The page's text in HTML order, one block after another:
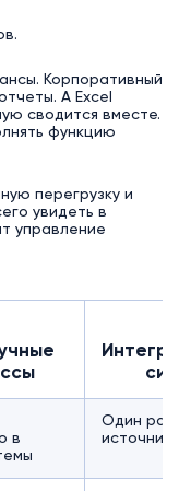
Корпоративный
А Excel
сводится вместе.
функцию
перегрузку и
увидеть в
управление
в
Один раз
источнике